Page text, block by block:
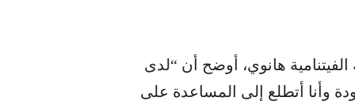
هانوي، أوضح أن “لدى
وأنا أتطلع إلى المساعدة على